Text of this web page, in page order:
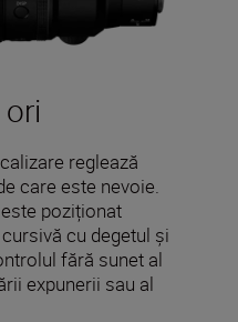
reglează
care este nevoie.
poziționat
cu degetul și
fără sunet al
expunerii sau al